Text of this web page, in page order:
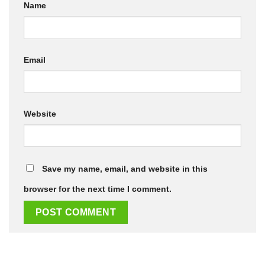
Name
Email
Website
Save my name, email, and website in this
browser for the next time I comment.